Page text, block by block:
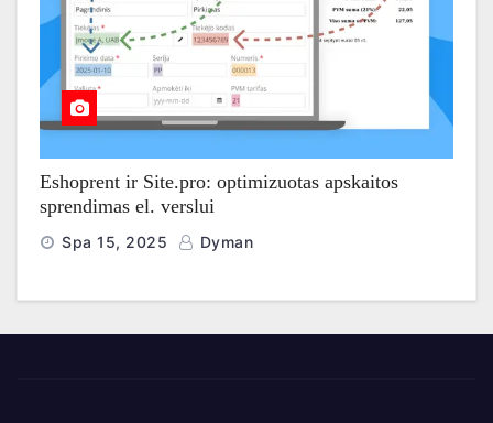
Eshoprent ir Site.pro: optimizuotas apskaitos
sprendimas el. verslui
Spa 15, 2025 Dyman